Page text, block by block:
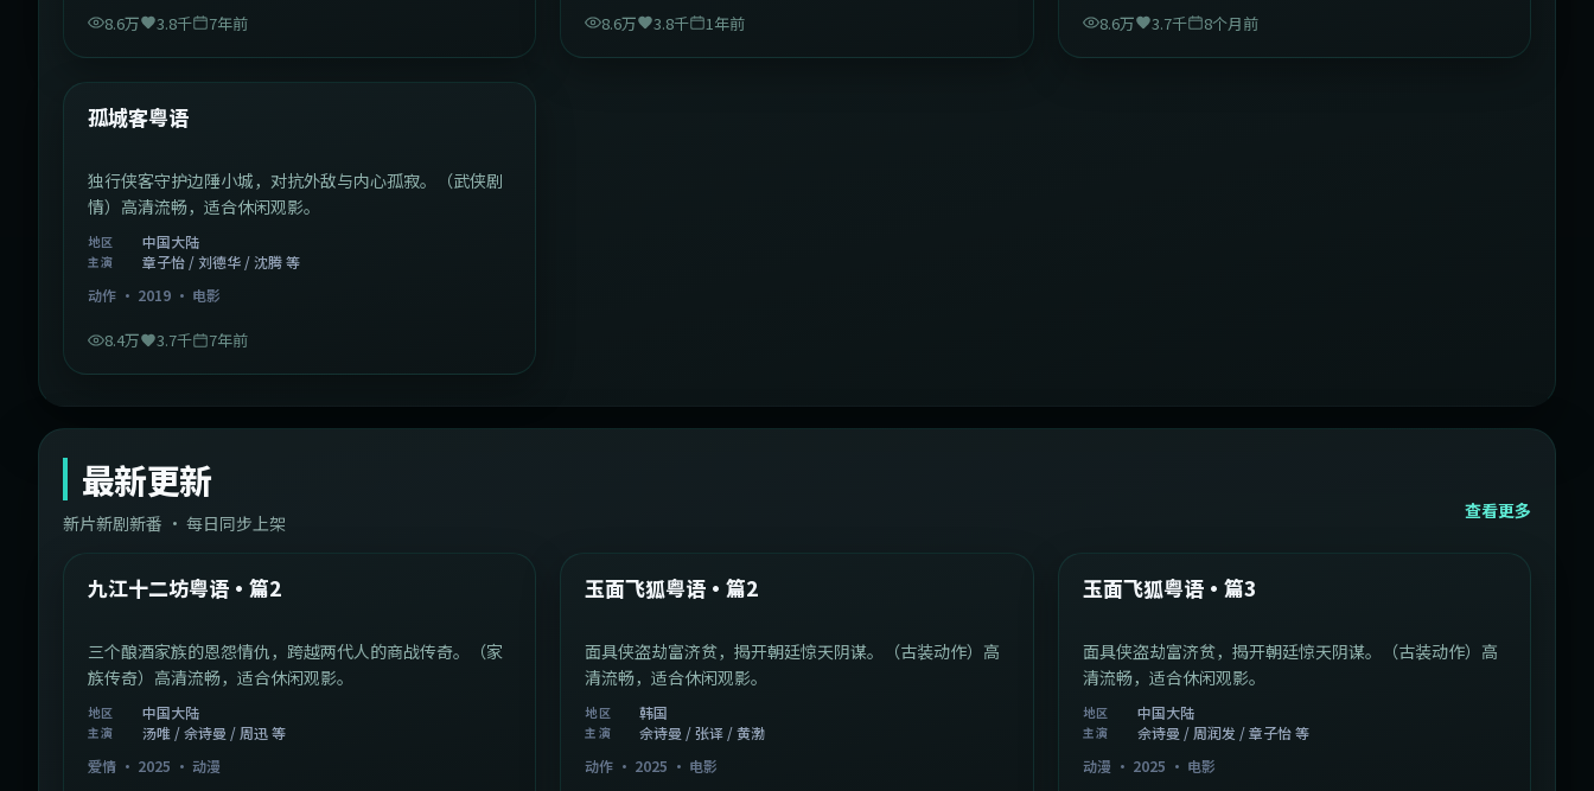
8.6万 3.8千 7年前 8.6万 3.8千 1年前 8.6万 3.7千 8个月前
热门
中国大陆
孤城客粤语
独行侠客守护边陲小城，对抗外敌与内心孤寂。（武侠剧
情）高清流畅，适合休闲观影。
地区 中国大陆
主演
章子怡 / 刘德华 / 沈腾 等
动作 · 2019 · 电影
8.4万 3.7千 7年前
最新更新
新片新剧新番 · 每日同步上架
查看更多
最新
中国大陆
九江十二坊粤语·篇2
三个酿酒家族的恩怨情仇，跨越两代人的商战传奇。（家
族传奇）高清流畅，适合休闲观影。
地区 中国大陆
主演
汤唯 / 佘诗曼 / 周迅 等
爱情 · 2025 · 动漫
最新
玉面飞狐粤语·篇2
面具侠盗劫富济贫，揭开朝廷惊天阴谋。（古装动作）高
清流畅，适合休闲观影。
地区 韩国
主演
佘诗曼 / 张译 / 黄渤
动作 · 2025 · 电影
最新
1:07:39
玉面飞狐粤语·篇3
面具侠盗劫富济贫，揭开朝廷惊天阴谋。（古装动作）高
清流畅，适合休闲观影。
地区 中国大陆
主演
佘诗曼 / 周润发 / 章子怡 等
动漫 · 2025 · 电影